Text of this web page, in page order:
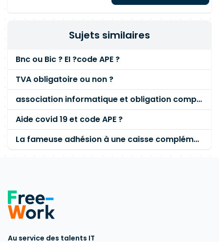
Sujets similaires
Bnc ou Bic ? EI ?code APE ?
TVA obligatoire ou non ?
association informatique et obligation comptable
Aide covid 19 et code APE ?
La fameuse adhésion à une caisse complémentaire salariés
Au service des talents IT